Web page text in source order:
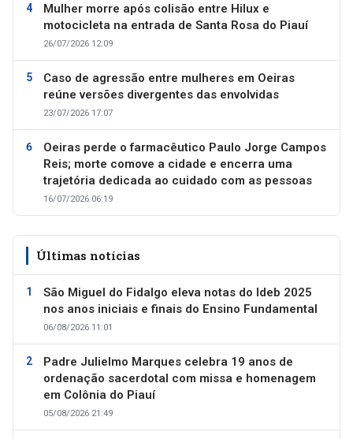
Mulher morre após colisão entre Hilux e
motocicleta na entrada de Santa Rosa do Piauí
26/07/2026 12:09
Caso de agressão entre mulheres em Oeiras
reúne versões divergentes das envolvidas
23/07/2026 17:07
Oeiras perde o farmacêutico Paulo Jorge Campos
Reis; morte comove a cidade e encerra uma
trajetória dedicada ao cuidado com as pessoas
16/07/2026 06:19
Últimas notícias
São Miguel do Fidalgo eleva notas do Ideb 2025
nos anos iniciais e finais do Ensino Fundamental
06/08/2026 11:01
Padre Julielmo Marques celebra 19 anos de
ordenação sacerdotal com missa e homenagem
em Colônia do Piauí
05/08/2026 21:49